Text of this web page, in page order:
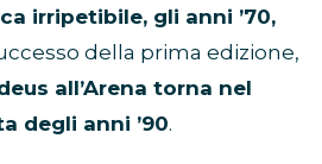
irripetibile, gli anni ’70,
della prima edizione,
all’Arena torna nel
degli anni ’90.